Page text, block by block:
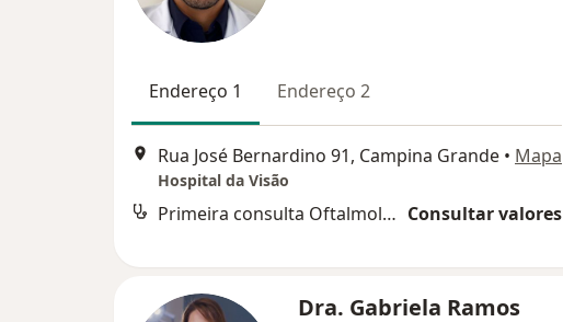
Endereço 1 Endereço 2
Rua José Bernardino 91, Campina Grande • Mapa
Hospital da Visão
Primeira consulta Oftalmologia Consultar valores
Dra. Gabriela Ramos